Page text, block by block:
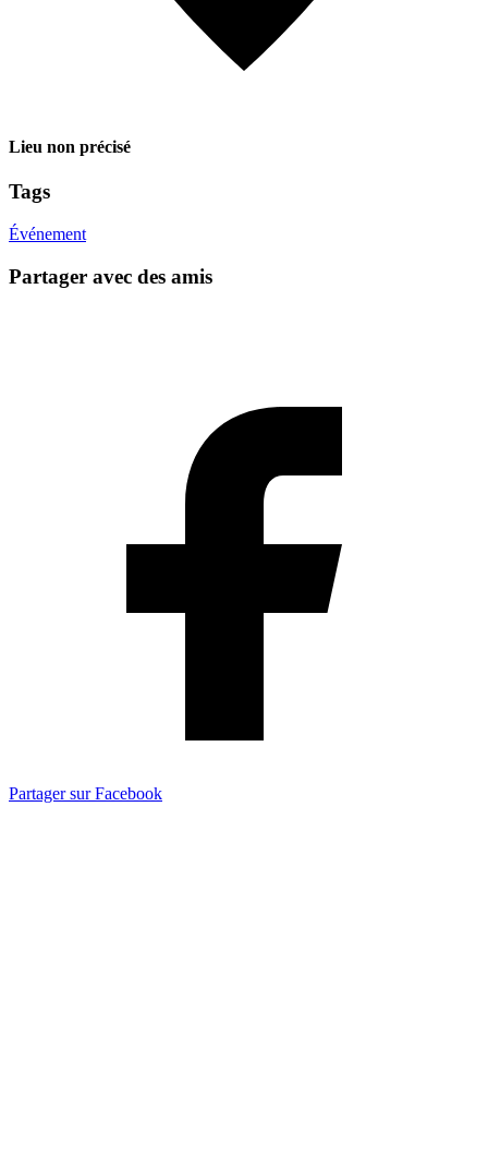
Lieu non précisé
Tags
Événement
Partager avec des amis
Partager sur Facebook